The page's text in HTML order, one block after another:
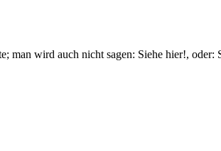
man wird auch nicht sagen: Sie­he hier!,